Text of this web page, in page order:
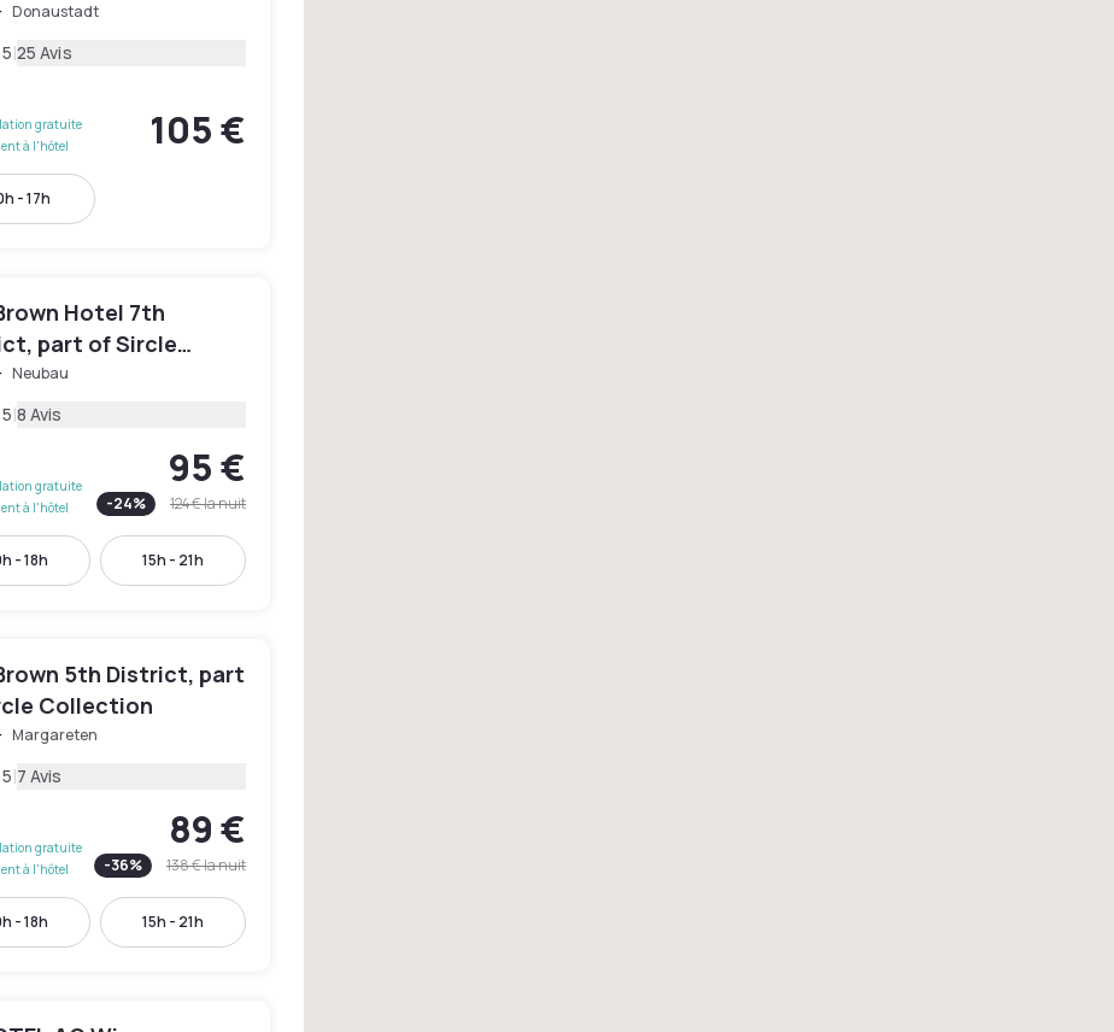
Donaustadt
|25 Avis
gratuite
à l'hôtel
105 €
- 17h
Hotel 7th
part of Sircle
Neubau
|8 Avis
gratuite
à l'hôtel
95 €
-24% 124 €la nuit
- 18h 15h - 21h
5th District, part
Collection
Margareten
|7 Avis
gratuite
à l'hôtel
89 €
-36% 138 €la nuit
- 18h 15h - 21h